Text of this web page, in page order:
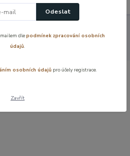
Zápustný dávkovač na mýdlo, jar –
Odeslat
dlepodmínek zpracování osobních
údajů.
osobních údajů pro účely registrace.
Zavřít